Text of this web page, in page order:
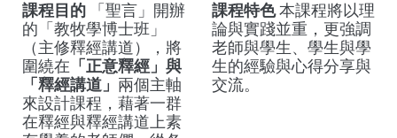
課程目的
「聖言」開辦
的「教牧學博士班」
（主修釋經講道），將
圍繞在 「 正意釋經」與
「釋經講道」 兩個主軸
來設計課程， 藉著一群
在釋經與釋經講道上素
課程特色 本課程將以理
論與實踐並重，更強調
老師與學生、 學生與學
生的經驗與心得分享與
交流。